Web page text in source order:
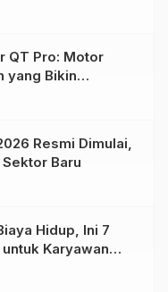
QT Pro: Motor
yang Bikin
Resmi Dimulai,
Baru
Hidup, Ini 7
Karyawan